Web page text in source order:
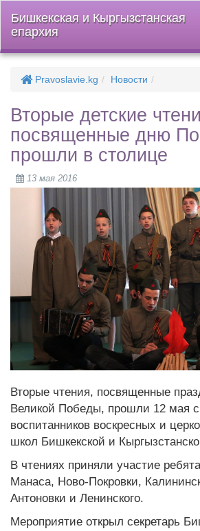
Бишкекская и Кыргызстанская
епархия
Pravoslavie.kg Новости
Вторые детские
посвященные дню
прошли в столице
13 мая 2016
Вторые чтения, посвященные
Великой Победы, прошли 12 мая
воспитанников воскресных и
школ Бишкекской и
В чтениях приняли участие
Манаса, Ново-Покровки,
Антоновки и Ленинского.
Мероприятие открыл секретарь